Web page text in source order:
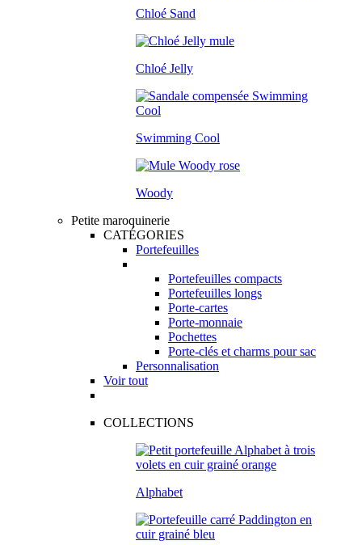
Chloé Sand
Chloé Jelly
Swimming Cool
Woody
Petite maroquinerie
CATÉGORIES
Portefeuilles
Portefeuilles compacts
Portefeuilles longs
Porte-cartes
Porte-monnaie
Pochettes
Porte-clés et charms pour sac
Personnalisation
Voir tout
COLLECTIONS
Alphabet